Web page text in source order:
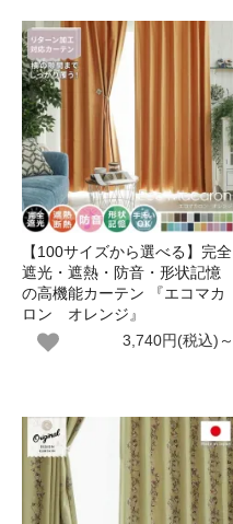
【100サイズから選べる】完全
遮光・遮熱・防音・形状記憶
の高機能カーテン 『エコマカ
ロン オレンジ』
3,740円(税込)～